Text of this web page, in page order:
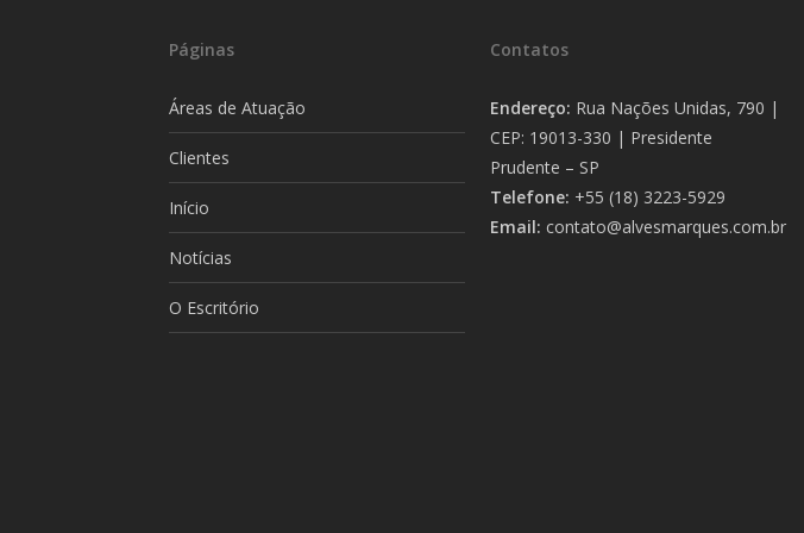
Páginas
Áreas de Atuação
Clientes
Início
Notícias
O Escritório
Contatos
Endereço: Rua Nações Unidas, 790 |
CEP: 19013-330 | Presidente
Prudente – SP
Telefone: +55 (18) 3223-5929
Email: contato@alvesmarques.com.br